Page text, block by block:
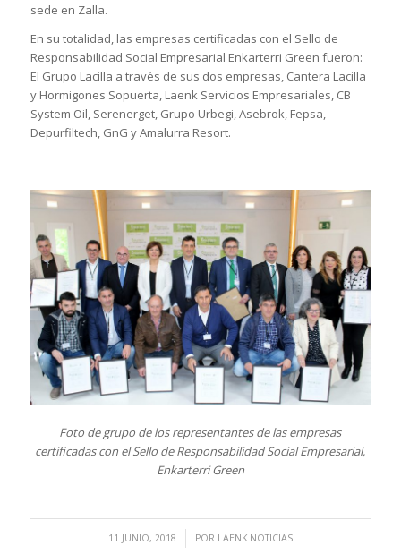
sede en Zalla.
En su totalidad, las empresas certificadas con el Sello de
Responsabilidad Social Empresarial Enkarterri Green fueron:
El Grupo Lacilla a través de sus dos empresas, Cantera Lacilla
y Hormigones Sopuerta, Laenk Servicios Empresariales, CB
System Oil, Serenerget, Grupo Urbegi, Asebrok, Fepsa,
Depurfiltech, GnG y Amalurra Resort.
Foto de grupo de los representantes de las empresas
certificadas con el Sello de Responsabilidad Social Empresarial,
Enkarterri Green
11 JUNIO, 2018
/ POR LAENK NOTICIAS